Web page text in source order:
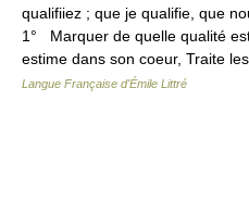
qualifiiez ; que je qualifie, que
1° Marquer de quelle qualité
estime dans son coeur, Traite
Langue Française d'Émile Littré